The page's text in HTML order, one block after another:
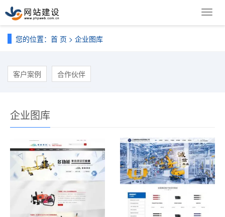
导
您的位置： 首 页 > 企业图库
客户案例 合作伙伴
企业图库